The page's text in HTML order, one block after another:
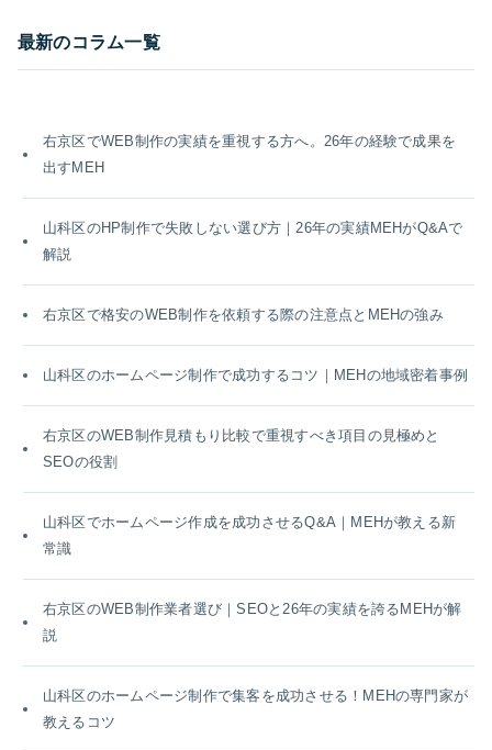
最新のコラム一覧
右京区でWEB制作の実績を重視する方へ。26年の経験で成果を
出すMEH
山科区のHP制作で失敗しない選び方｜26年の実績MEHがQ&Aで
解説
右京区で格安のWEB制作を依頼する際の注意点とMEHの強み
山科区のホームページ制作で成功するコツ｜MEHの地域密着事例
右京区のWEB制作見積もり比較で重視すべき項目の見極めと
SEOの役割
山科区でホームページ作成を成功させるQ&A｜MEHが教える新
常識
右京区のWEB制作業者選び｜SEOと26年の実績を誇るMEHが解
説
山科区のホームページ制作で集客を成功させる！MEHの専門家が
教えるコツ